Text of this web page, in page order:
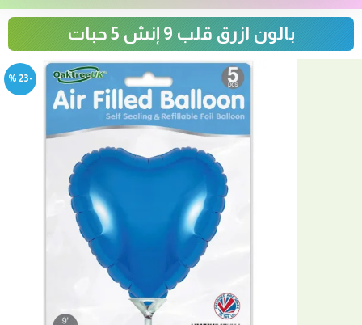
بالون ازرق قلب 9 إنش 5 حبات
-23 %